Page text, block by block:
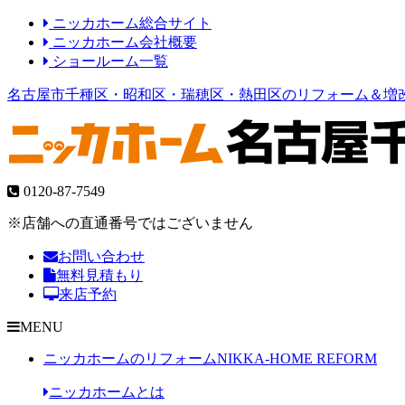
ニッカホーム総合サイト
ニッカホーム会社概要
ショールーム一覧
名古屋市千種区・昭和区・瑞穂区・熱田区のリフォーム＆増
0120-87-7549
※店舗への直通番号ではございません
お問い合わせ
無料見積もり
来店予約
MENU
ニッカホームのリフォームNIKKA-HOME REFORM
ニッカホームとは